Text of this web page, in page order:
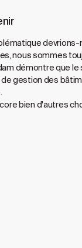
nous sommes
démontre que
gestion des
bien d'autres